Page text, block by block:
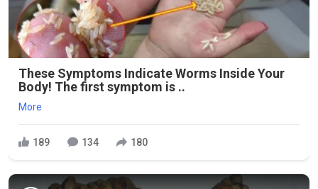
These Symptoms Indicate Worms Inside Your
Body! The first symptom is ..
More
189 134 180